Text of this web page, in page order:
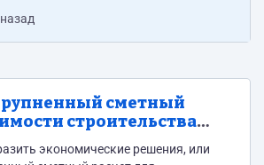
сметный
строительства
экономические
диплома
экономические решения, или